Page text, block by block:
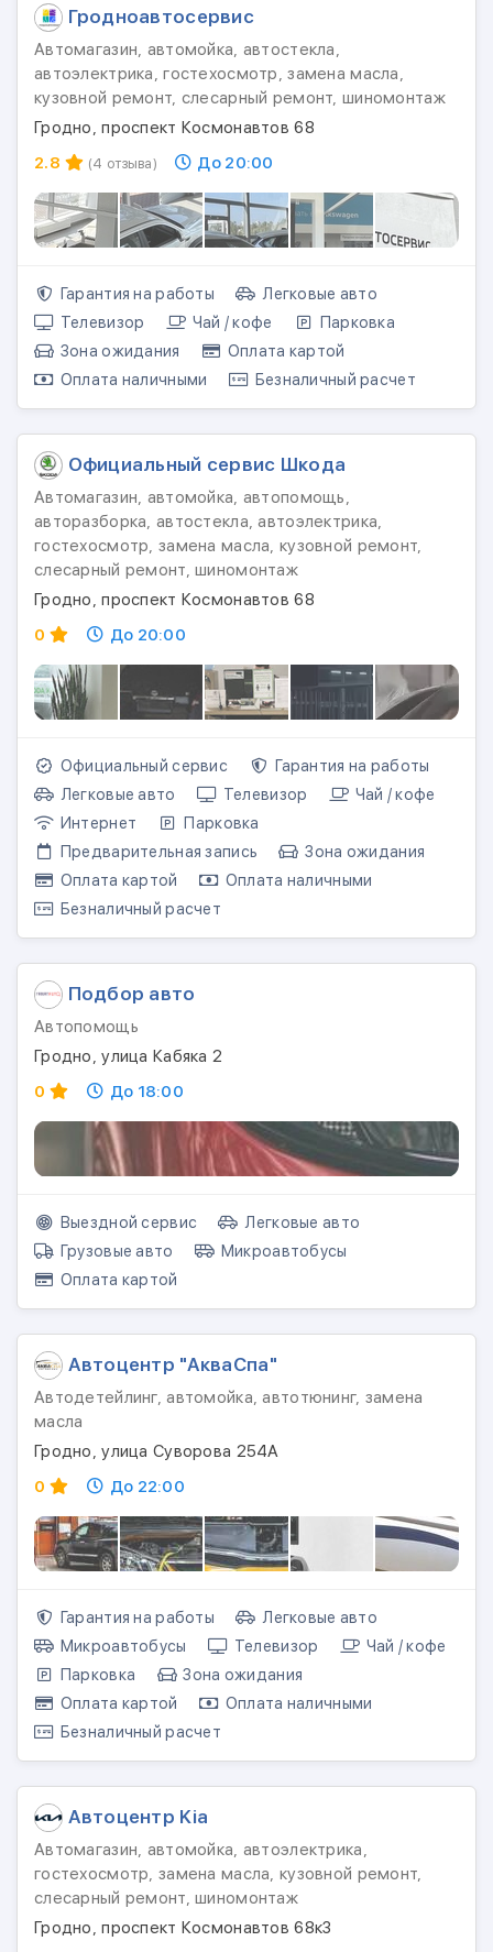
Гродноавтосервис
Автомагазин, автомойка, автостекла,
автоэлектрика, гостехосмотр, замена масла,
кузовной ремонт, слесарный ремонт, шиномонтаж
Гродно, проспект Космонавтов 68
2.8
(4 отзыва) До 20:00
Гарантия на работы
Легковые авто
Телевизор
Чай / кофе
Парковка
Зона ожидания
Оплата картой
Оплата наличными
Безналичный расчет
Официальный сервис Шкода
Автомагазин, автомойка, автопомощь,
авторазборка, автостекла, автоэлектрика,
гостехосмотр, замена масла, кузовной ремонт,
слесарный ремонт, шиномонтаж
Гродно, проспект Космонавтов 68
0
До 20:00
Официальный сервис
Гарантия на работы
Легковые авто
Телевизор
Чай / кофе
Интернет
Парковка
Предварительная запись
Зона ожидания
Оплата картой
Оплата наличными
Безналичный расчет
Подбор авто
Автопомощь
Гродно, улица Кабяка 2
0
До 18:00
Выездной сервис
Легковые авто
Грузовые авто
Микроавтобусы
Оплата картой
Автоцентр "АкваСпа"
Автодетейлинг, автомойка, автотюнинг, замена
масла
Гродно, улица Суворова 254А
0
До 22:00
Гарантия на работы
Легковые авто
Микроавтобусы
Телевизор
Чай / кофе
Парковка
Зона ожидания
Оплата картой
Оплата наличными
Безналичный расчет
Автоцентр Kia
Автомагазин, автомойка, автоэлектрика,
гостехосмотр, замена масла, кузовной ремонт,
слесарный ремонт, шиномонтаж
Гродно, проспект Космонавтов 68к3